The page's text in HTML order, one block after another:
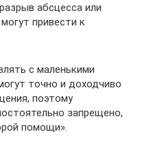
абсцесса или
привести к
с маленькими
точно и доходчиво
поэтому
запрещено,
помощи».